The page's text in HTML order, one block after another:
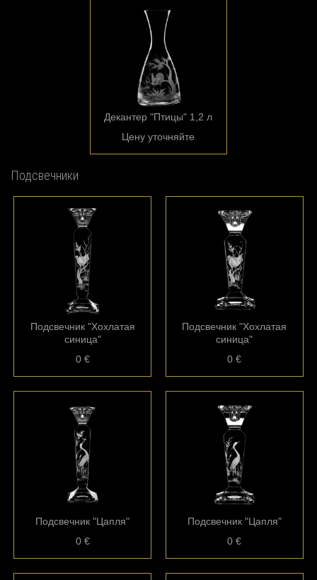
Декантер "Птицы" 1,2 л
Цену уточняйте
Подсвечники
Подсвечник "Хохлатая
синица"
0 €
Подсвечник "Хохлатая
синица"
0 €
Подсвечник "Цапля"
0 €
Подсвечник "Цапля"
0 €